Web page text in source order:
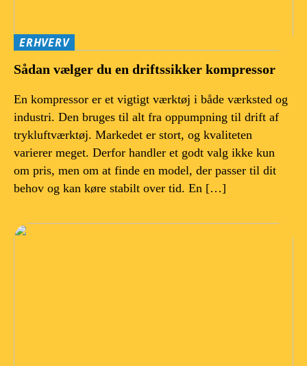
ERHVERV
Sådan vælger du en driftssikker kompressor
En kompressor er et vigtigt værktøj i både værksted og
industri. Den bruges til alt fra oppumpning til drift af
trykluftværktøj. Markedet er stort, og kvaliteten
varierer meget. Derfor handler et godt valg ikke kun
om pris, men om at finde en model, der passer til dit
behov og kan køre stabilt over tid. En […]